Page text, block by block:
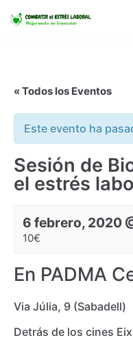
Saltar
« Todos los Eventos
Este evento ha
Sesión de
el estrés
6 febrero, 2020
10€
En PADMA
Via Júlia, 9 (Sabadell)
Detrás de los cines